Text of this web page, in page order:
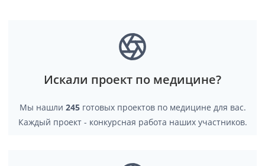
Искали проект по медицине?
Мы нашли 245готовых проектов по медицине для вас.
Каждый проект - конкурсная работа наших участников.